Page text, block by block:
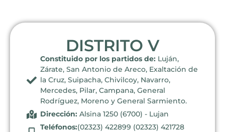
DISTRITO V
Constituido por los partidos de: Luján,
Zárate, San Antonio de Areco, Exaltación de
la Cruz, Suipacha, Chivilcoy, Navarro,
Mercedes, Pilar, Campana, General
Rodríguez, Moreno y General Sarmiento.
Dirección: Alsina 1250 (6700) - Lujan
Teléfonos:(02323) 422899 (02323) 421728